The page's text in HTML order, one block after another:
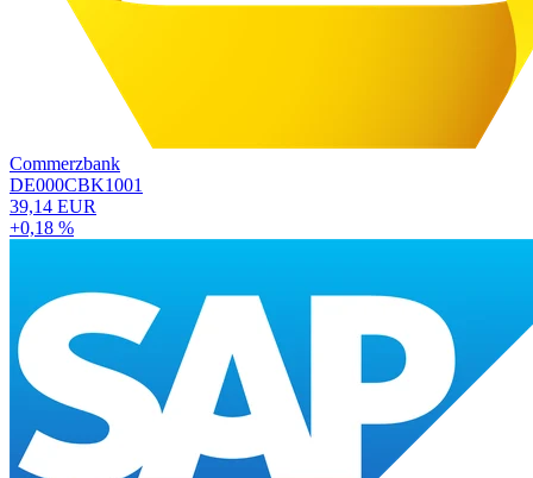
Commerzbank
DE000CBK1001
39,14 EUR
+0,18 %